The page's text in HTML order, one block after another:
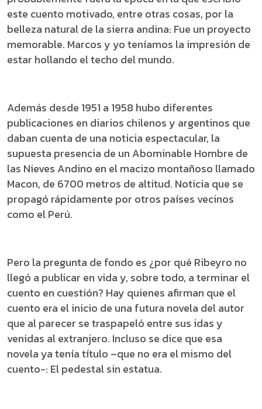
este cuento motivado, entre otras cosas, por la
belleza natural de la sierra andina: Fue un proyecto
memorable. Marcos y yo teníamos la impresión de
estar hollando el techo del mundo.
Además desde 1951 a 1958 hubo diferentes
publicaciones en diarios chilenos y argentinos que
daban cuenta de una noticia espectacular, la
supuesta presencia de un Abominable Hombre de
las Nieves Andino en el macizo montañoso llamado
Macon, de 6700 metros de altitud. Noticia que se
propagó rápidamente por otros países vecinos
como el Perú.
Pero la pregunta de fondo es ¿por qué Ribeyro no
llegó a publicar en vida y, sobre todo, a terminar el
cuento en cuestión? Hay quienes afirman que el
cuento era el inicio de una futura novela del autor
que al parecer se traspapeló entre sus idas y
venidas al extranjero. Incluso se dice que esa
novela ya tenía título –que no era el mismo del
cuento-: El pedestal sin estatua.